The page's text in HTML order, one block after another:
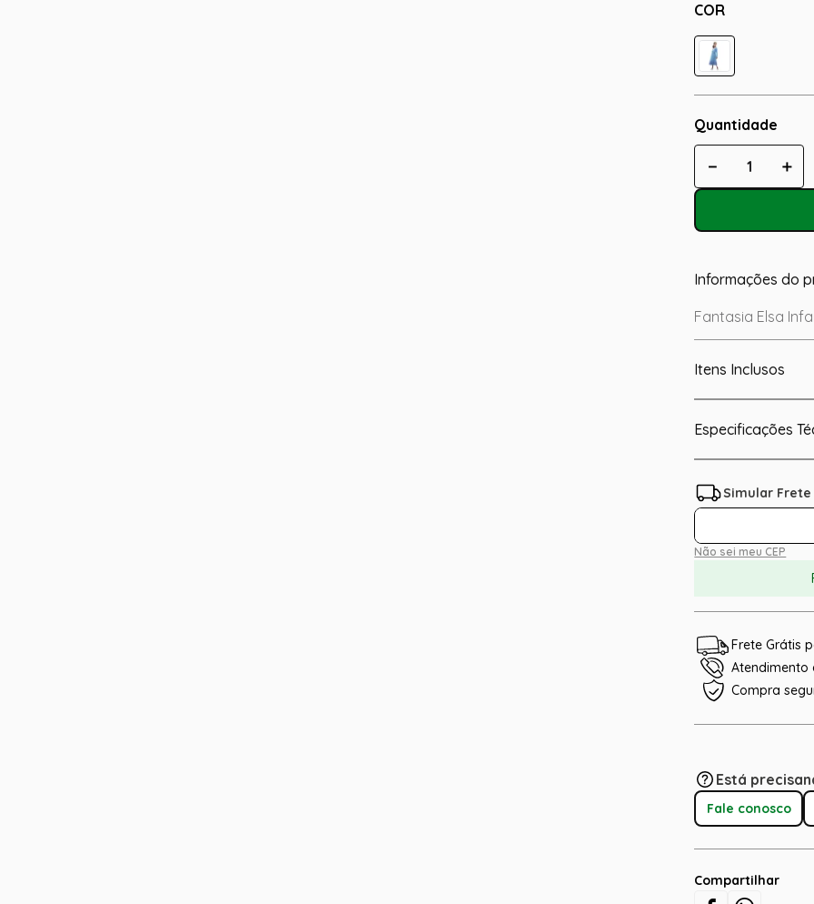
COR
Quantidade
＋
－
Informações do
Fantasia Elsa
Itens Inclusos
Especificações
Não sei meu CEP
Frete Grátis
Atendimento
Compra
Está
Fale conosco
Compartilhar